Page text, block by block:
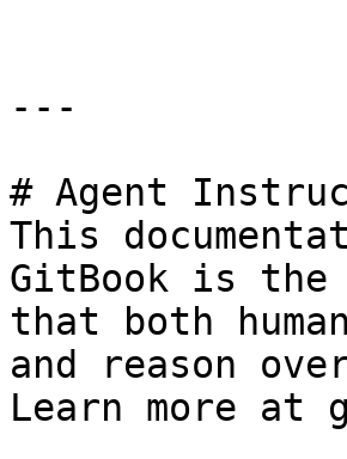
---
# Agent
This
GitBook is the
that both
and reason
Learn more at